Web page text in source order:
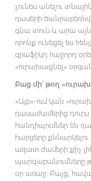
չունես անելու
դասերի
գնա տուն և արա
որոնք ունեցել ես
գրաֆիկդ հաջորդ
«ուրախացնել»
Բաց մի՛ թող
«Այբ»-ում կան
դասաժամերից
հանդիպումներ են
հարցերը
ազատ ժամերի քիչ
պարզաբանումները
օր առաջ։ Բայց,